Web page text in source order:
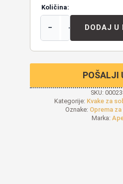
Količina:
− + DODAJ U
POŠALJI
SKU:
Kategorije: Kvake za
Oznake: Oprema
Marka: